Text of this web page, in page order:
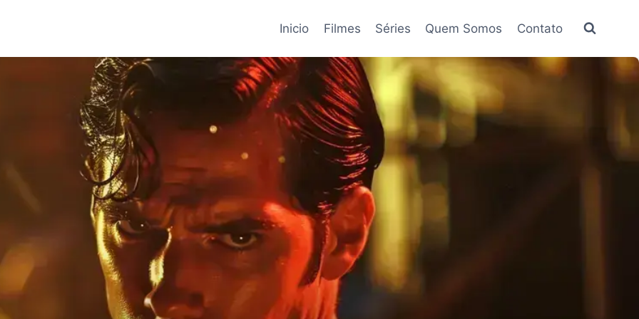
Inicio Filmes Séries Quem Somos Contato